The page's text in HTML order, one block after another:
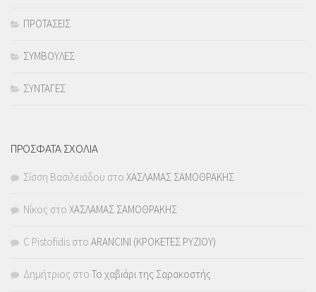
ΠΡΟΤΑΣΕΙΣ
ΣΥΜΒΟΥΛΕΣ
ΣΥΝΤΑΓΕΣ
ΠΡΟΣΦΑΤΑ ΣΧΟΛΙΑ
Σίσση Βασιλειάδου στο ΧΑΣΛΑΜΑΣ ΣΑΜΟΘΡΑΚΗΣ
Νίκος στο ΧΑΣΛΑΜΑΣ ΣΑΜΟΘΡΑΚΗΣ
C Pistofidis στο ARANCINI (ΚΡΟΚΕΤΕΣ ΡΥΖΙΟΥ)
Δημήτριος στο Το χαβιάρι της Σαρακοστής